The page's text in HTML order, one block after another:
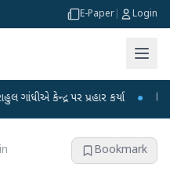
E-Paper Login
પર પ્રહાર કર્યા ● હિંમતનગરમાં
Bookmark